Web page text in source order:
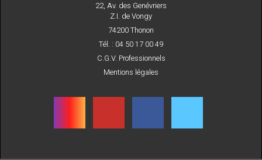
22, Av. des Genévriers
Z.I. de Vongy
74200 Thonon
Tél. : 04 50 17 00 49
C.G.V. Professionnels
Mentions légales